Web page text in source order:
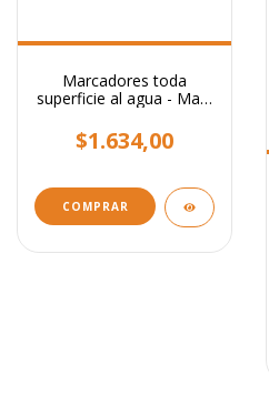
Marcadores toda
superficie al agua - Mark
$1.634,00
COMPRAR